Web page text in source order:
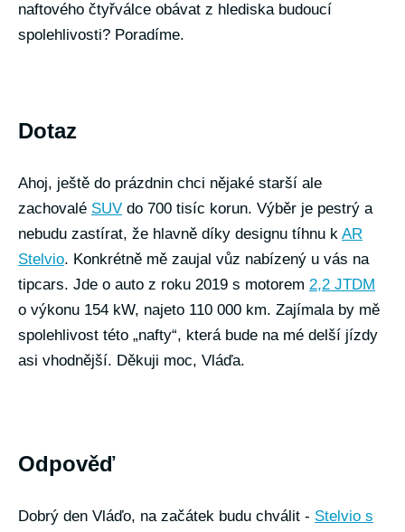
naftového čtyřválce obávat z hlediska budoucí
spolehlivosti? Poradíme.
Dotaz
Ahoj, ještě do prázdnin chci nějaké starší ale
zachovalé SUV do 700 tisíc korun. Výběr je pestrý a
nebudu zastírat, že hlavně díky designu tíhnu k AR
Stelvio. Konkrétně mě zaujal vůz nabízený u vás na
tipcars. Jde o auto z roku 2019 s motorem 2,2 JTDM
o výkonu 154 kW, najeto 110 000 km. Zajímala by mě
spolehlivost této „nafty“, která bude na mé delší jízdy
asi vhodnější. Děkuji moc, Vláďa.
Odpověď
Dobrý den Vláďo, na začátek budu chválit - Stelvio s